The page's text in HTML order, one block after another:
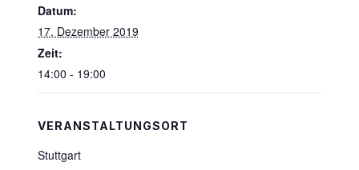
Datum:
17. Dezember 2019
Zeit:
14:00 - 19:00
VERANSTALTUNGSORT
Stuttgart